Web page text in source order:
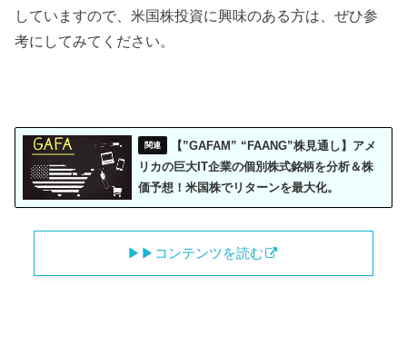
していますので、米国株投資に興味のある方は、ぜひ参
考にしてみてください。
【”GAFAM” “FAANG”株見通し】アメ
リカの巨大IT企業の個別株式銘柄を分析＆株
価予想！米国株でリターンを最大化。
▶︎▶︎コンテンツを読む